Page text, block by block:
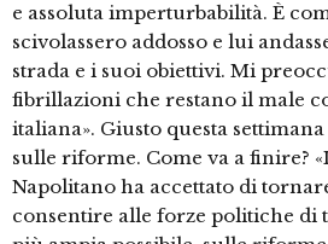
e assoluta imperturbabilità. È
scivolassero addosso e lui
strada e i suoi obiettivi. Mi
fibrillazioni che restano il male
italiana». Giusto questa settimana
sulle riforme. Come va a finire?
Napolitano ha accettato di
consentire alle forze politiche di